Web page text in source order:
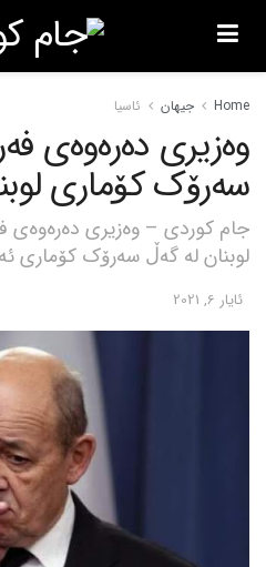
Home جیهان ئاسیا
وەزیری دەرەوەی
سەرۆک کۆماری
جام کوردی – وەزیری دەرەوەی
لوبنان لە گەڵ سەرۆک کۆماری
ئایار 6, 2021